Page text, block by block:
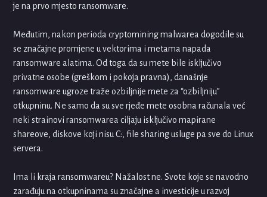
je na prvo mjesto ransomware.
Međutim, nakon perioda cryptomining malwarea dogodile su
se značajne promjene u vektorima i metama napada
ransomware alatima. Od toga da su mete bile isključivo
privatne osobe (greškom i pokoja pravna), današnje
ransomware ugroze traže ozbiljnije mete za “ozbiljniju”
otkupninu. Ne samo da su sve rjeđe mete osobna računala već
neki strainovi ransomwarea ciljaju isključivo mapirane
shareove, diskove koji nisu C:, file sharing usluge pa sve do Linux
servera.
Ima li kraja ransomwareu? Nažalost ne. Svote koje se navodno
zarađuju na otkupninama su značajne a investicije u razvoj